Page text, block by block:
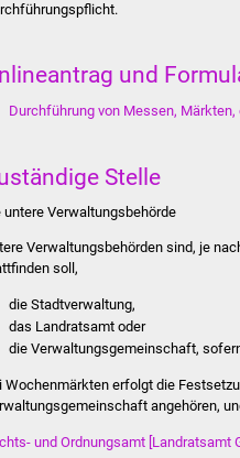
und
Durchführung von Messen, Märkten,
Stelle
untere Verwaltungsbehörde
Verwaltungsbehörden sind, je
soll,
die Stadtverwaltung,
das Landratsamt oder
die Verwaltungsgemeinschaft,
Wochenmärkten erfolgt die
angehören,
und Ordnungsamt [Landratsamt